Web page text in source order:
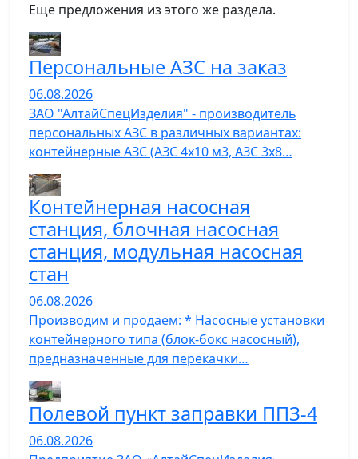
Еще предложения из этого же раздела.
Персональные АЗС на заказ
06.08.2026
ЗАО "АлтайСпецИзделия" - производитель
персональных АЗС в различных вариантах:
контейнерные АЗС (АЗС 4х10 м3, АЗС 3х8…
Контейнерная насосная
станция, блочная насосная
станция, модульная насосная
стан
06.08.2026
Производим и продаем: * Насосные установки
контейнерного типа (блок-бокс насосный),
предназначенные для перекачки…
Полевой пункт заправки ППЗ-4
06.08.2026